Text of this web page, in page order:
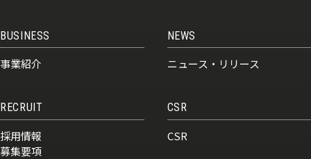
BUSINESS
事業紹介
NEWS
ニュース・リリース
RECRUIT
採用情報
募集要項
CSR
CSR